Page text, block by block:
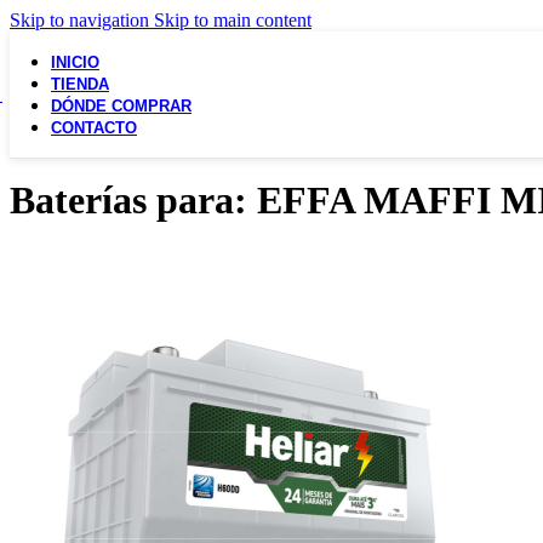
Skip to navigation Skip to main content
INICIO
TIENDA
DÓNDE COMPRAR
CONTACTO
Baterías para: EFFA MAFFI